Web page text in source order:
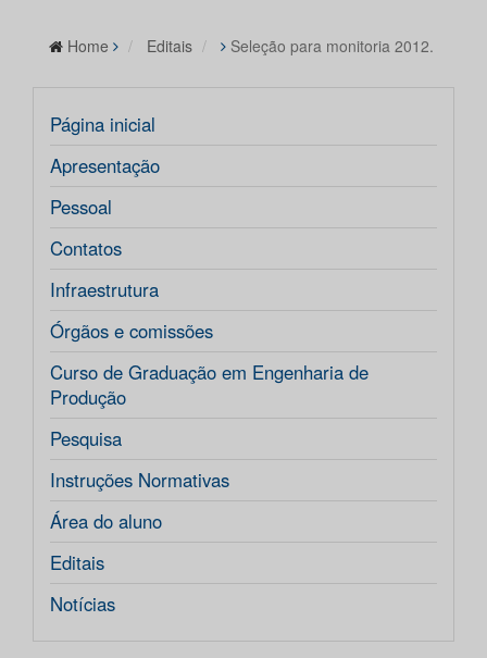
Home Editais Seleção para monitoria 2012.
Página inicial
Apresentação
Pessoal
Contatos
Infraestrutura
Órgãos e comissões
Curso de Graduação em Engenharia de
Produção
Pesquisa
Instruções Normativas
Área do aluno
Editais
Notícias